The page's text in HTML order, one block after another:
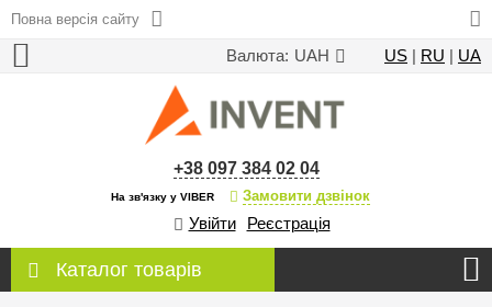
Повна версія сайту
Валюта: UAH US | RU | UA
+38 097 384 02 04
На зв'язку у VIBER Замовити дзвінок
Увійти Реєстрація
Каталог товарів